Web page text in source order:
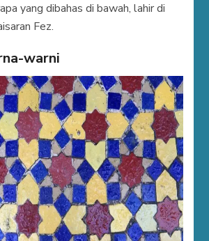
yang dibahas di bawah, lahir di
Fez.
warni